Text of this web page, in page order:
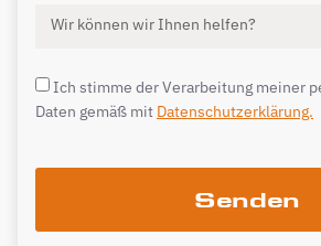
Ich stimme der Verarbeitung meiner
Daten gemäß mit Datenschutzerklärung.
Senden